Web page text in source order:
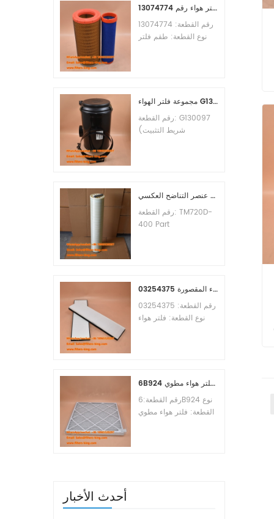
طقم فلتر هواء رقم 13074774
رقم القطعة: 13074774
نوع القطعة: طقم فلتر
مجموعة فلتر الهواء G130097 P537876 P5357877
رقم القطعة: G130097
(شريط التثبيت
الهواء العلامة التجارية:
الأدنى للطلب: 20 قطعة
عنصر التناضح العكسي TM720D-400
رقم القطعة: TM720D-
400 Part
MOQ:60pcs
03254375 مرجع بديل لفلتر هواء المقصورة
رقم القطعة: 03254375
نوع القطعة: فلتر هواء
6B924 فلتر هواء مطوي MERV 8
رقم القطعة:6B924 نوع
القطعة: فلتر هواء مطوي
أحدث الأخبار